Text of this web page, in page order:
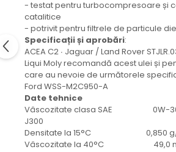
Grup electropompa
Bolturi, role si bucsi
MAMMUT LIFT
Mecanice
Electrice
Hidraulice
Motor electric si pompa hidraulica
Cilindru hidraulic si protectie
burduf
- testat pentru turbocompresoare și
catalitice
- potrivit pentru filtrele de particule
Specificații și aprobări:
ACEA C2 ∙ Jaguar / Land Rover
Liqui Moly recomandă acest ulei și
care au nevoie de următorele
Ford WSS-M2C950-A
Date tehnice
Vâscozitate clasa SAE
J300
Densitate la 15°C 0,850 g/
Vâscozitate la 40°C 49,0